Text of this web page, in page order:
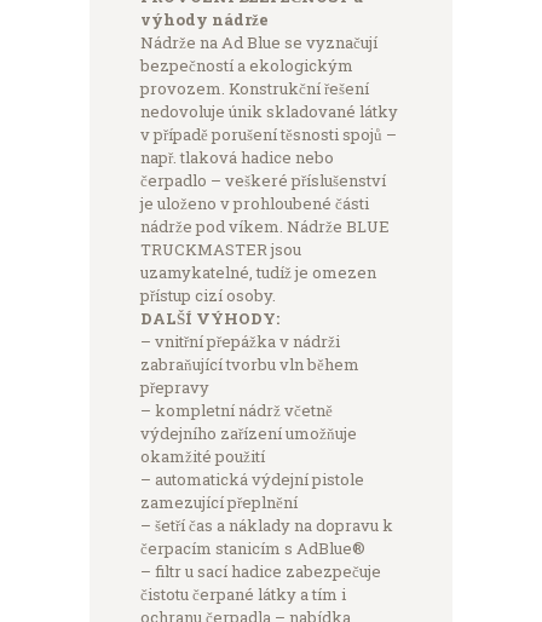
výhody nádrže
Nádrže na Ad Blue se vyznačují
bezpečností a ekologickým
provozem. Konstrukční řešení
nedovoluje únik skladované látky
v případě porušení těsnosti spojů –
např. tlaková hadice nebo
čerpadlo – veškeré příslušenství
je uloženo v prohloubené části
nádrže pod víkem. Nádrže BLUE
TRUCKMASTER jsou
uzamykatelné, tudíž je omezen
přístup cizí osoby.
DALŠÍ VÝHODY:
– vnitřní přepážka v nádrži
zabraňující tvorbu vln během
přepravy
– kompletní nádrž včetně
výdejního zařízení umožňuje
okamžité použití
– automatická výdejní pistole
zamezující přeplnění
– šetří čas a náklady na dopravu k
čerpacím stanicím s AdBlue®
– filtr u sací hadice zabezpečuje
čistotu čerpané látky a tím i
ochranu čerpadla – nabídka